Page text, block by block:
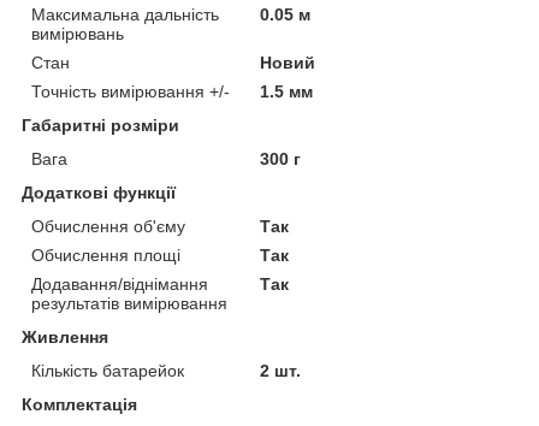
Максимальна дальність
вимірювань
0.05 м
Стан
Новий
Точність вимірювання +/-
1.5 мм
Габаритні розміри
Вага
300 г
Додаткові функції
Обчислення об'єму
Так
Обчислення площі
Так
Додавання/віднімання
результатів вимірювання
Так
Живлення
Кількість батарейок
2 шт.
Комплектація